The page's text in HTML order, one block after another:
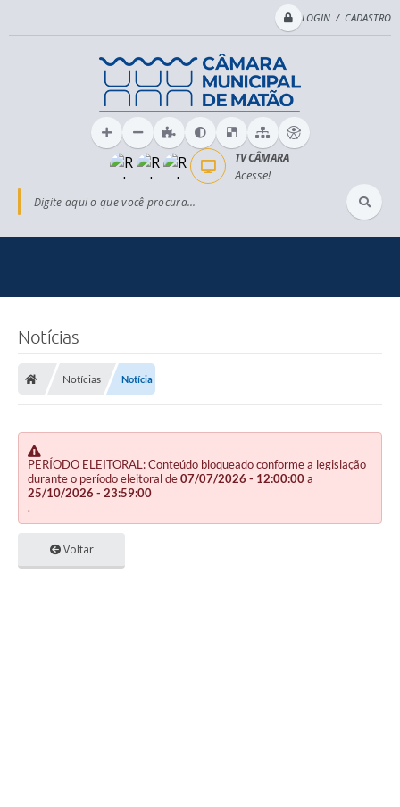
LOGIN / CADASTRO
Digite aqui o que você procura...
TV CÂMARA
Acesse!
Notícias
Notícias Notícia
PERÍODO ELEITORAL: Conteúdo bloqueado conforme a legislação
durante o período eleitoral de07/07/2026 - 12:00:00a
25/10/2026 - 23:59:00
.
Voltar